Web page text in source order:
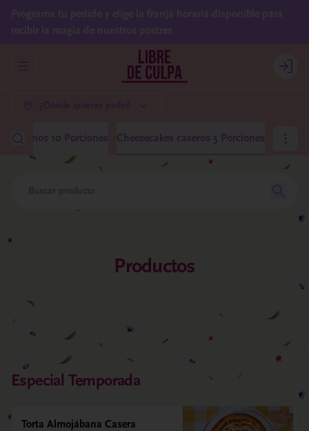
Login
Medianos 10 Porciones Cheesecakes caseros 5 Porciones
Productos
Especial Temporada
Torta Almojábana Casera